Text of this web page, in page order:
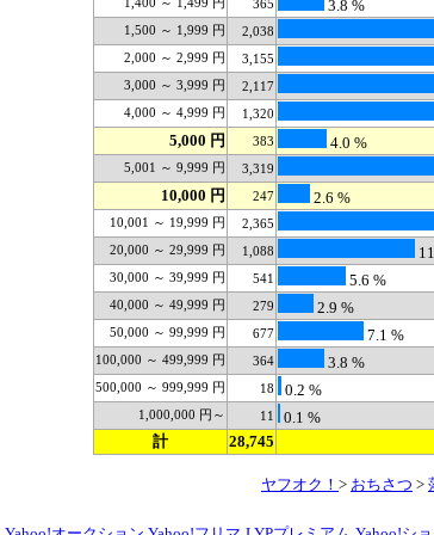
365 3.8 %
1,500 ～ 1,999 円 2,038
2,000 ～ 2,999 円 3,155
3,000 ～ 3,999 円 2,117
4,000 ～ 4,999 円 1,320
5,000 円
383 4.0 %
5,001 ～ 9,999 円 3,319
10,000 円
247 2.6 %
10,001 ～ 19,999 円 2,365
20,000 ～ 29,999 円 1,088
30,000 ～ 39,999 円 541 5.6 %
40,000 ～ 49,999 円 279 2.9 %
50,000 ～ 99,999 円 677 7.1 %
100,000 ～ 499,999 円 364 3.8 %
500,000 ～ 999,999 円 18 0.2 %
1,000,000 円～ 11
0.1 %
計
28,745
ヤフオク！ > おちさつ >